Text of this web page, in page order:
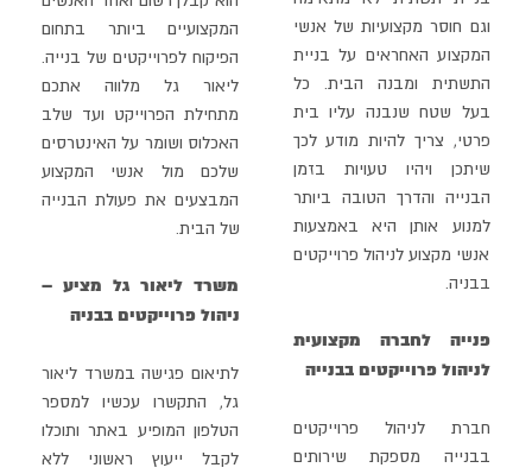
וגם חוסר מקצועיות של אנשי
המקצוע האחראים על בניית
התשתית ומבנה הבית. כל
בעל שטח שנבנה עליו בית
פרטי, צריך להיות מודע לכך
שיתכן ויהיו טעויות בזמן
הבנייה והדרך הטובה ביותר
למנוע אותן היא באמצעות
אנשי מקצוע לניהול פרוייקטים
בבניה.
פנייה לחברה מקצועית
לניהול פרוייקטים בבנייה
חברת לניהול פרוייקטים
בבנייה מספקת שירותים
המקצועיים ביותר בתחום
הפיקוח לפרוייקטים של בנייה.
ליאור גל מלווה אתכם
מתחילת הפרוייקט ועד שלב
האכלוס ושומר על האינטרסים
שלכם מול אנשי המקצוע
המבצעים את פעולת הבנייה
של הבית.
משרד ליאור גל מציע –
ניהול פרוייקטים בבניה
לתיאום פגישה במשרד ליאור
גל, התקשרו עכשיו למספר
הטלפון המופיע באתר ותוכלו
לקבל ייעוץ ראשוני ללא